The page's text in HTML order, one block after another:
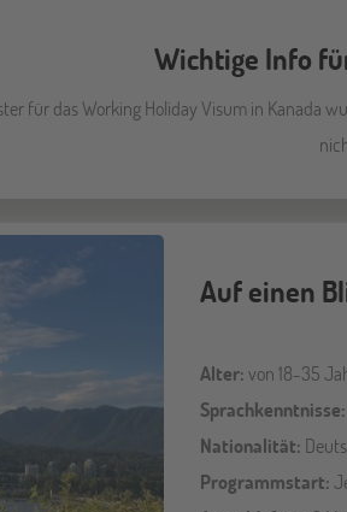
Wichtige Info
für das Working Holiday Visum in Kanada
Auf einen
Alter:von 18-35
Sprachkenntnisse:
Nationalität:
Programmstart: